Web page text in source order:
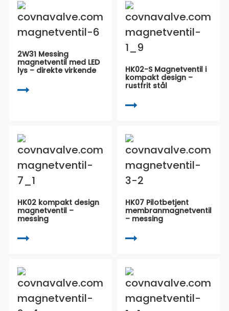
2W31 Messing
magnetventil med LED
lys – direkte virkende
HK02-S Magnetventil i
kompakt design –
rustfrit stål
HK02 kompakt design
magnetventil –
messing
HK07 Pilotbetjent
membranmagnetventil
– messing